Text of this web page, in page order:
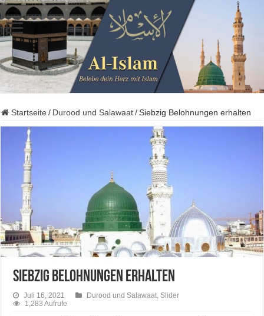
Startseite / Durood und Salawaat / Siebzig Belohnungen erhalten
Siebzig Belohnungen erhalten
Juli 16, 2021 Durood und Salawaat, Slider
1,283 Aufrufe